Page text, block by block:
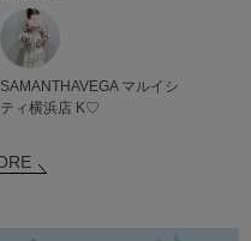
SAMANTHAVEGA マルイシ
ティ横浜店 K♡